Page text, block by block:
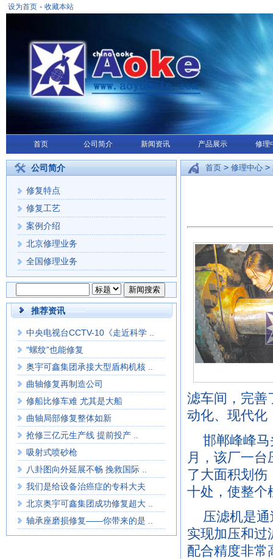
设为首页 - 收藏本站
首页 公司简介 新闻资讯 产品展示 修理
公司简介
修复特点
修复工艺
案例介绍
北京修理业务
全国修理业务
推荐资讯
中央电视台CCTV-10《走近科学 ..
“螺纹”也能修复
奥宇可鑫集团承接大型盾构机核 ..
曲轴修复再制造公司
修船比修车难 尤其是大船
曲轴局部修复整体如新
抢修三亿元生产线 提前投产 ..
吸射式喷砂枪
八卦图向外延展不畅 挽救国际 ..
我们是给设备治癌症的专科大夫
北京奥宇可鑫集团成功修复超大 ..
轴承座磨损修复——你带来的是 ..
首页 > 修理中心 >
滤车间，完善
动化、现代化
邯郸峰峰
月，该厂一
了大面积划伤
十处，使整个
压滤机是
实现加压和过
配合精度非常